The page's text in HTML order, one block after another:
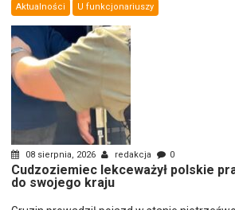
Aktualności U funkcjonariuszy
08 sierpnia, 2026 redakcja 0
Cudzoziemiec lekceważył polskie
do swojego kraju